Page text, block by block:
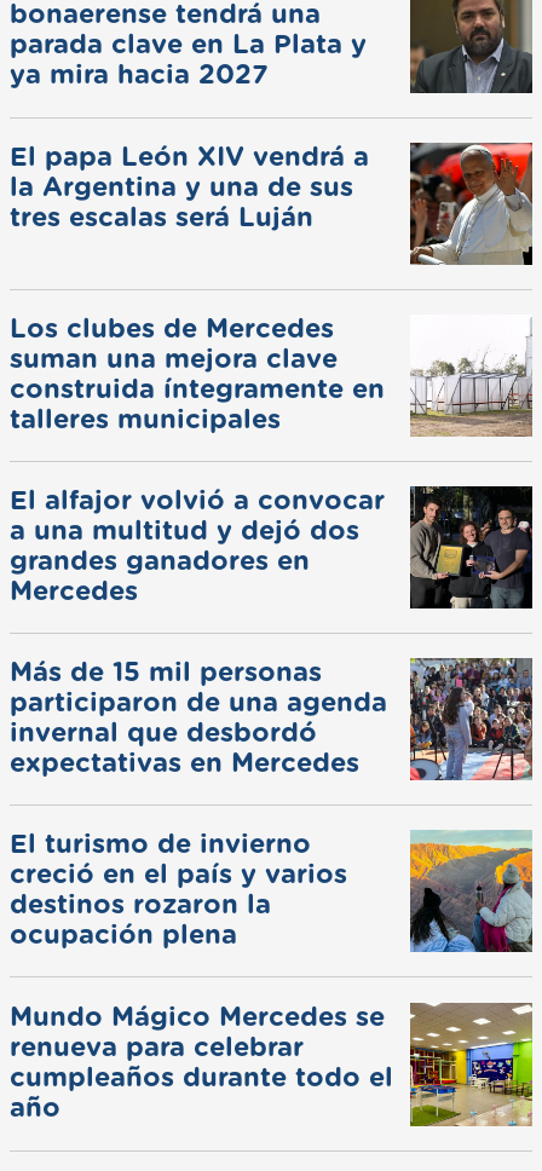
bonaerense tendrá una
parada clave en La Plata y
ya mira hacia 2027
El papa León XIV vendrá a
la Argentina y una de sus
tres escalas será Luján
Los clubes de Mercedes
suman una mejora clave
construida íntegramente en
talleres municipales
El alfajor volvió a convocar
a una multitud y dejó dos
grandes ganadores en
Mercedes
Más de 15 mil personas
participaron de una agenda
invernal que desbordó
expectativas en Mercedes
El turismo de invierno
creció en el país y varios
destinos rozaron la
ocupación plena
Mundo Mágico Mercedes se
renueva para celebrar
cumpleaños durante todo el
año